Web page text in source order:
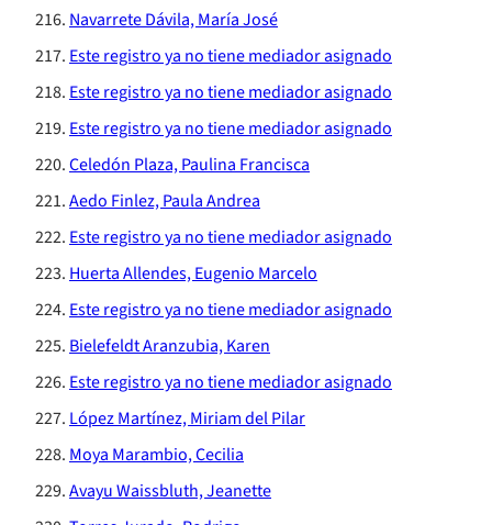
Navarrete Dávila, María José
Este registro ya no tiene mediador asignado
Este registro ya no tiene mediador asignado
Este registro ya no tiene mediador asignado
Celedón Plaza, Paulina Francisca
Aedo Finlez, Paula Andrea
Este registro ya no tiene mediador asignado
Huerta Allendes, Eugenio Marcelo
Este registro ya no tiene mediador asignado
Bielefeldt Aranzubia, Karen
Este registro ya no tiene mediador asignado
López Martínez, Miriam del Pilar
Moya Marambio, Cecilia
Avayu Waissbluth, Jeanette